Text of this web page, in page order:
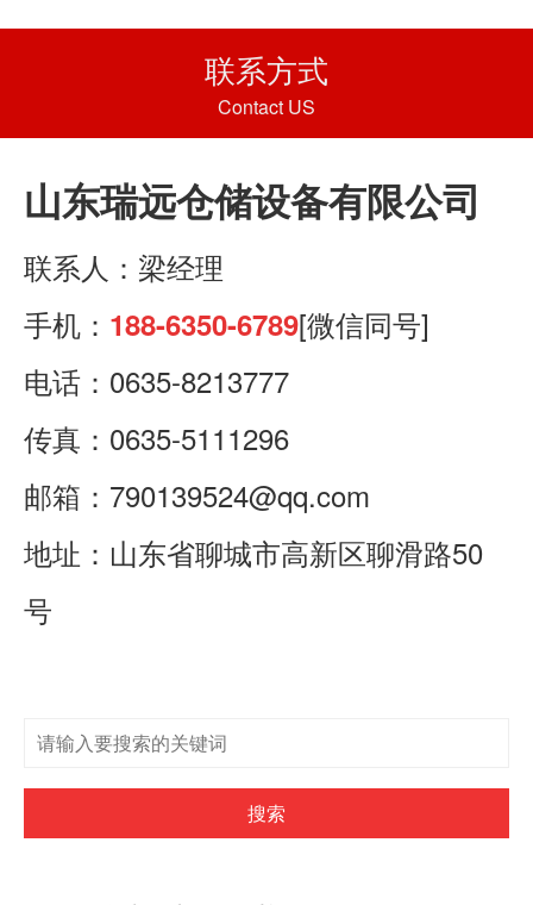
联系方式
Contact US
山东瑞远仓储设备有限公司
联系人：梁经理
手机： 188-6350-6789[微信同号]
电话： 0635-8213777
传真：0635-5111296
邮箱： 790139524@qq.com
地址：山东省聊城市高新区聊滑路50
号